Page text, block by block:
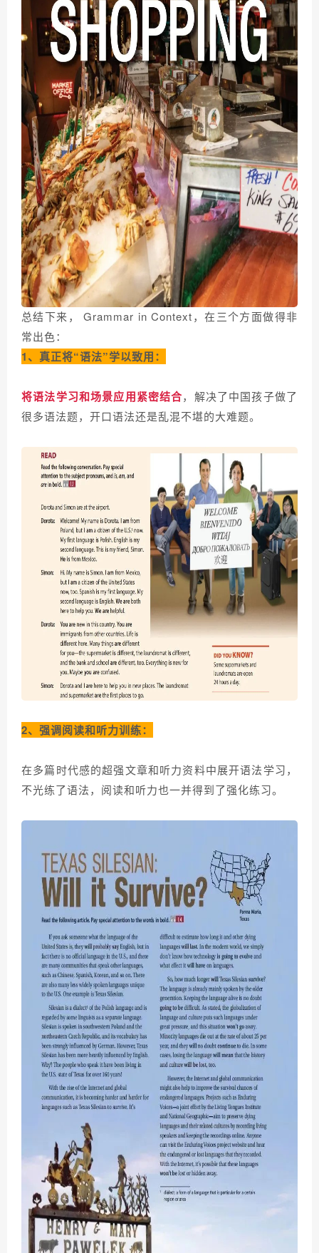
总结下来， Grammar in Context，在三个方面做得非
常出色：
1、真正将“语法”学以致用：
将语法学习和场景应用紧密结合，解决了中国孩子做了
很多语法题，开口语法还是乱混不堪的大难题。
2、强调阅读和听力训练：
在多篇时代感的超强文章和听力资料中展开语法学习，
不光练了语法，阅读和听力也一并得到了强化练习。